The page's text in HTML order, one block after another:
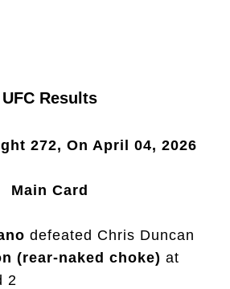
UFC Results
272, On April 04, 2026
Main Card
defeated Chris Duncan
(rear-naked choke) at
2